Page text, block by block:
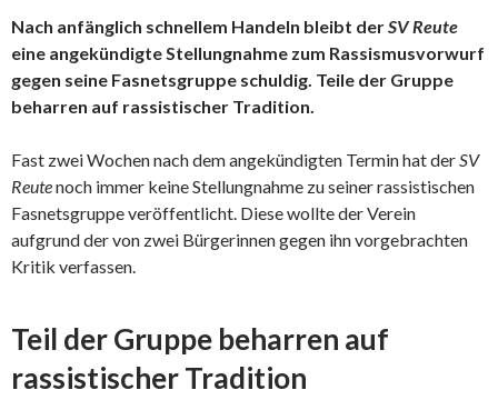
Nach anfänglich schnellem Handeln bleibt derSV Reute
eine angekündigte Stellungnahme zum Rassismusvorwurf
gegen seine Fasnetsgruppe schuldig. Teile der Gruppe
beharren auf rassistischer Tradition.
Fast zwei Wochen nach dem angekündigten Termin hat derSV
Reutenoch immer keine Stellungnahme zu seiner rassistischen
Fasnetsgruppe veröffentlicht. Diese wollte der Verein
aufgrund der von zwei Bürgerinnen gegen ihn vorgebrachten
Kritik verfassen.
Teil der Gruppe beharren auf
rassistischer Tradition